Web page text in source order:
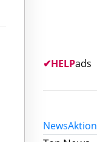
✔HELPads
NewsAktion